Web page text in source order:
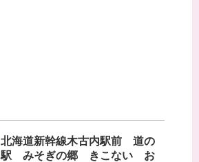
北海道新幹線木古内駅前 道の
駅 みそぎの郷 きこない お